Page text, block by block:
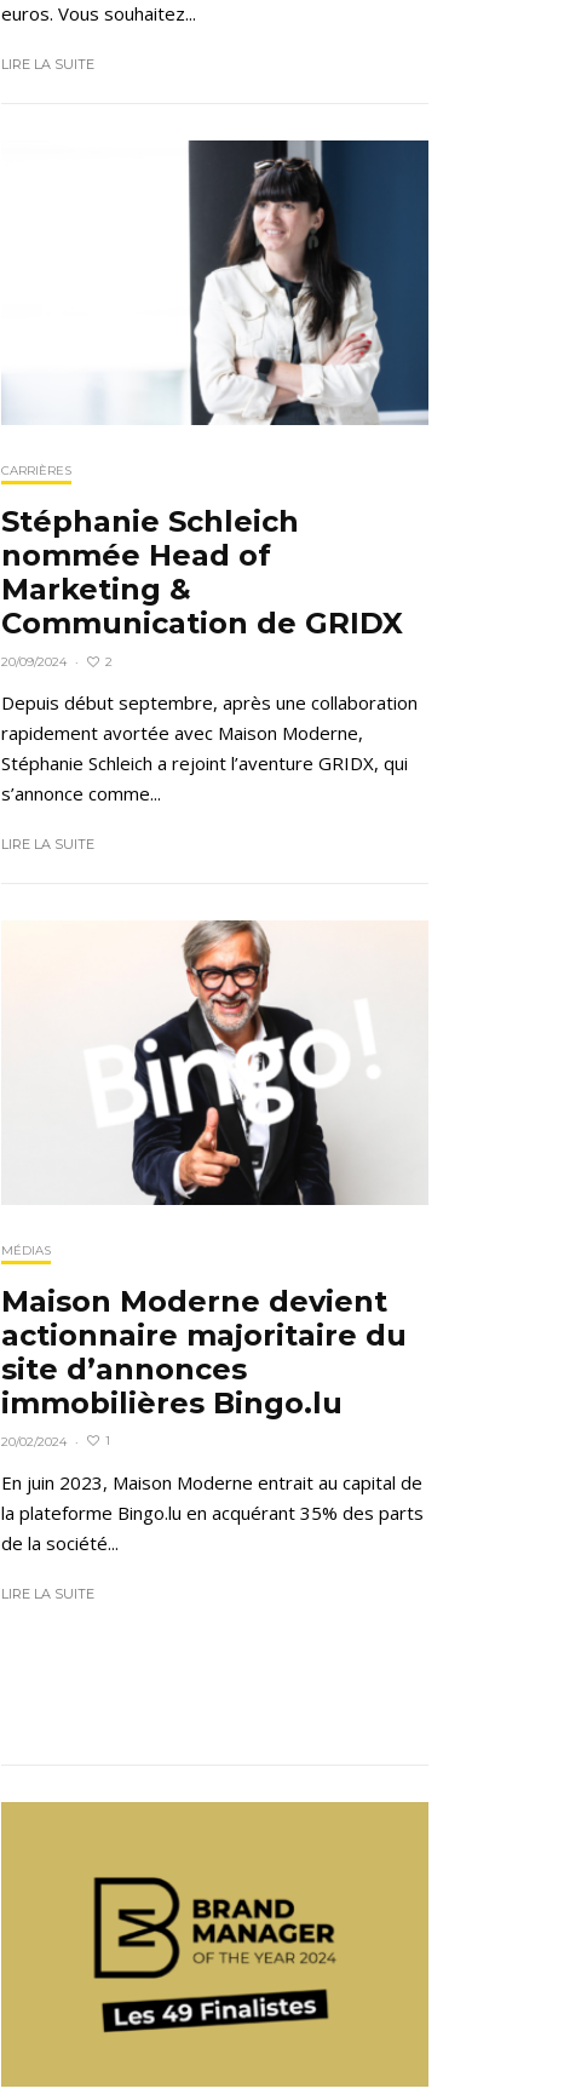
euros. Vous souhaitez...
LIRE LA SUITE
CARRIÈRES
Stéphanie Schleich
nommée Head of
Marketing &
Communication de GRIDX
20/09/2024 · 2
Depuis début septembre, après une collaboration
rapidement avortée avec Maison Moderne,
Stéphanie Schleich a rejoint l’aventure GRIDX, qui
s’annonce comme...
LIRE LA SUITE
MÉDIAS
Maison Moderne devient
actionnaire majoritaire du
site d’annonces
immobilières Bingo.lu
20/02/2024 · 1
En juin 2023, Maison Moderne entrait au capital de
la plateforme Bingo.lu en acquérant 35% des parts
de la société...
LIRE LA SUITE